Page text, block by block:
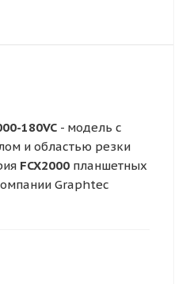
180VC - модель с
и областью резки
FCX2000 планшетных
Graphtec
плоттера